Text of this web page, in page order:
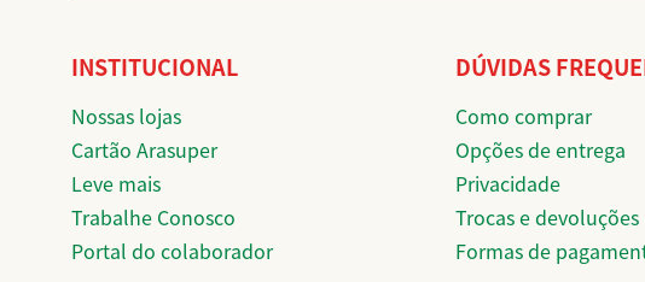
INSTITUCIONAL
Nossas lojas
Cartão Arasuper
Leve mais
Trabalhe Conosco
Portal do colaborador
DÚVIDAS
Como comprar
Opções de entrega
Privacidade
Trocas e devoluções
Formas de